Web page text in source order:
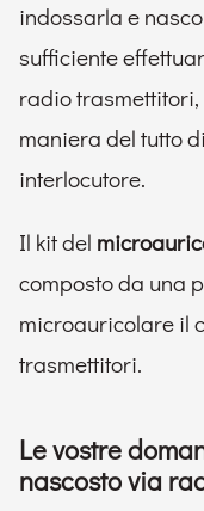
indossarla e
sufficiente
radio
maniera del tutto
interlocutore.
Il kit del
composto da una
microauricolare il
trasmettitori.
Le vostre
nascosto via